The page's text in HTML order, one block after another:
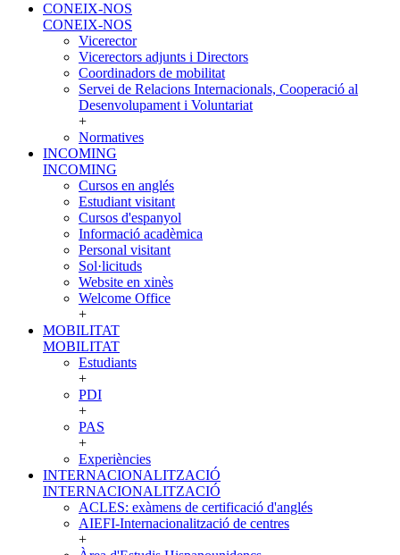
CONEIX-NOS
CONEIX-NOS
Vicerector
Vicerectors adjunts i Directors
Coordinadors de mobilitat
Servei de Relacions Internacionals, Cooperació al
Desenvolupament i Voluntariat
+
Normatives
INCOMING
INCOMING
Cursos en anglés
Estudiant visitant
Cursos d'espanyol
Informació acadèmica
Personal visitant
Sol·licituds
Website en xinès
Welcome Office
+
MOBILITAT
MOBILITAT
Estudiants
+
PDI
+
PAS
+
Experiències
INTERNACIONALITZACIÓ
INTERNACIONALITZACIÓ
ACLES: exàmens de certificació d'anglés
AIEFI-Internacionalització de centres
+